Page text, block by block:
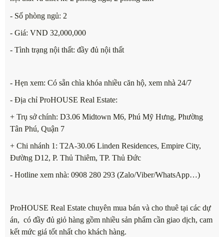
- Số phòng ngủ: 2
- Giá: VND 32,000,000
- Tình trạng nội thất: đầy đủ nội thất
- Hẹn xem: Có sẵn chìa khóa nhiều căn hộ, xem nhà 24/7
- Địa chỉ ProHOUSE Real Estate:
+ Trụ sở chính: D3.06 Midtown M6, Phú Mỹ Hưng, Phường
Tân Phú, Quận 7
+ Chi nhánh 1: T2A-30.06 Linden Residences, Empire City,
Đường D12, P. Thủ Thiêm, TP. Thủ Đức
- Hotline xem nhà: 0908 280 293 (Zalo/Viber/WhatsApp…)
ProHOUSE Real Estate chuyên mua bán và cho thuê tại các dự
án, có đầy đủ giỏ hàng gồm nhiều sản phẩm cần giao dịch, cam
kết mức giá tốt nhất cho khách hàng.